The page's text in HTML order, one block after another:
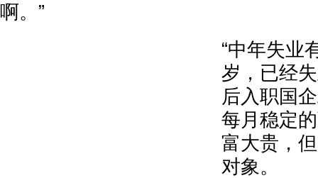
啊。”
“中年失业
岁，已经
后入职国
每月稳定
富大贵，
对象。